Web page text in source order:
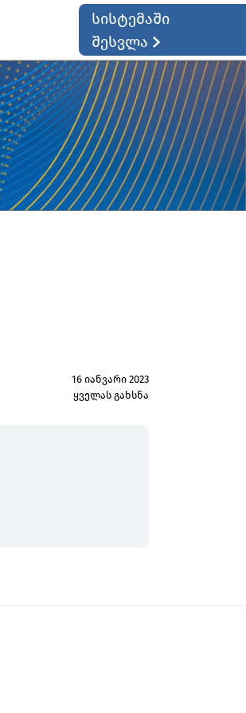
სისტემაში
შესვლა
16 იანვარი 2023
ყველას გახსნა